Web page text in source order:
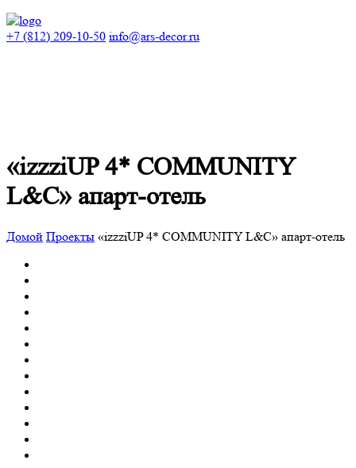
+7 (812) 209-10-50 info@ars-decor.ru
«izzziUP 4* COMMUNITY
L&C» апарт-отель
Домой Проекты «izzziUP 4* COMMUNITY L&C» апарт-отель